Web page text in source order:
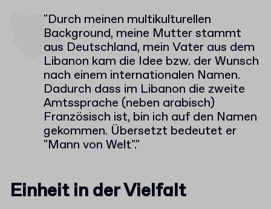
"Durch meinen multikulturellen
Background, meine Mutter stammt
aus Deutschland, mein Vater aus dem
Libanon kam die Idee bzw. der Wunsch
nach einem internationalen Namen.
Dadurch dass im Libanon die zweite
Amtssprache (neben arabisch)
Französisch ist, bin ich auf den Namen
gekommen. Übersetzt bedeutet er
"Mann von Welt"."
Einheit in der Vielfalt